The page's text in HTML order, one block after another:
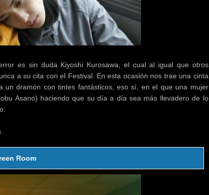
es sin duda Kiyoshi Kurosawa, el cual al igual que otros
a su cita con el Festival. En esta ocasión nos trae una cinta
dramón con tintes fantásticos, eso sí, en el que una mujer
Asano) haciendo que su día a día sea más llevadero de lo
Room